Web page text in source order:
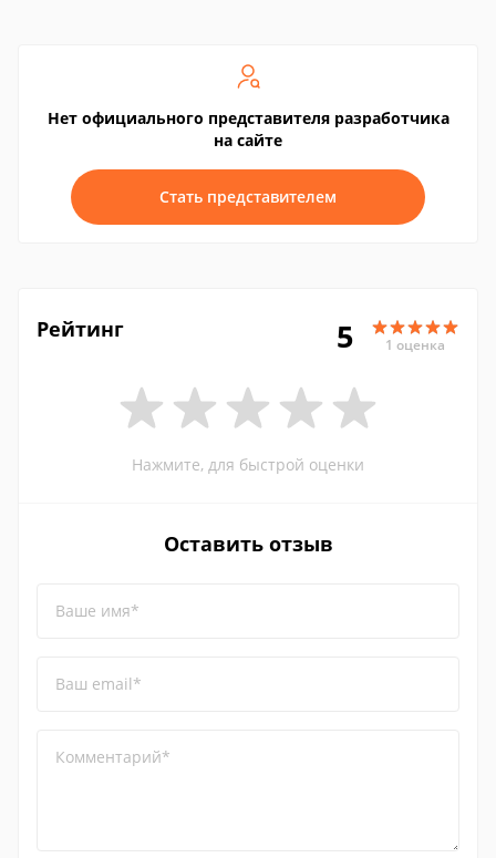
Нет официального представителя разработчика
на сайте
Стать представителем
Рейтинг 5 1 оценка
Нажмите, для быстрой оценки
Оставить отзыв
Ваше имя*
Ваш email*
Комментарий*